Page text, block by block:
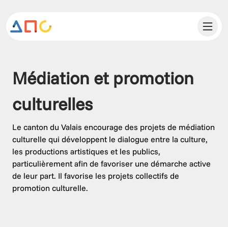
Médiation et promotion
culturelles
Le canton du Valais encourage des projets de médiation
culturelle qui développent le dialogue entre la culture,
les productions artistiques et les publics,
particulièrement afin de favoriser une démarche active
de leur part. Il favorise les projets collectifs de
promotion culturelle.